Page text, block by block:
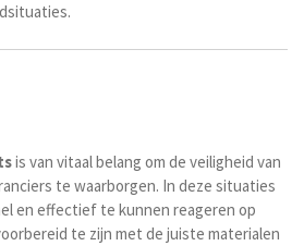
is van vitaal belang om de veiligheid van
te waarborgen. In deze situaties
en effectief te kunnen reageren op
te zijn met de juiste materialen